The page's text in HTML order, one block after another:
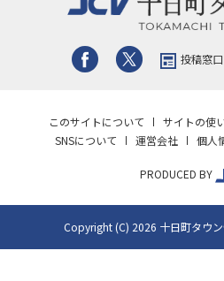
投稿窓口
このサイトについて サイトの使
SNSについて
運営会社 個人
PRODUCED BY
Copyright (C) 2026 十日町タウ